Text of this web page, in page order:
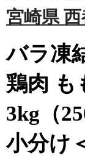
宮崎県
バラ凍
鶏肉 も
3kg（
小分け